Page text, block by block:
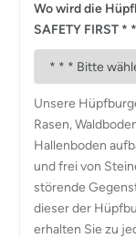
Wo wird die
SAFETY FIRST
Unsere
Rasen,
Hallenboden
und frei von
störende
dieser der
erhalten Sie zu